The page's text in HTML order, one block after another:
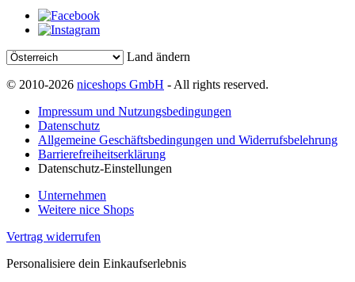
Land ändern
© 2010-2026 niceshops GmbH - All rights reserved.
Impressum und Nutzungsbedingungen
Datenschutz
Allgemeine Geschäftsbedingungen und Widerrufsbelehrung
Barrierefreiheitserklärung
Datenschutz-Einstellungen
Unternehmen
Weitere nice Shops
Vertrag widerrufen
Personalisiere dein Einkaufserlebnis